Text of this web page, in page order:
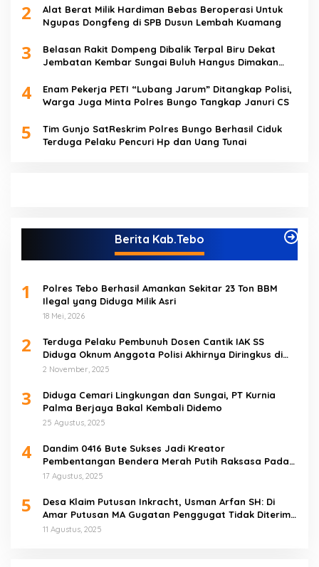
2
Alat Berat Milik Hardiman Bebas Beroperasi Untuk
Ngupas Dongfeng di SPB Dusun Lembah Kuamang
3
Belasan Rakit Dompeng Dibalik Terpal Biru Dekat
Jembatan Kembar Sungai Buluh Hangus Dimakan
4
Enam Pekerja PETI “Lubang Jarum” Ditangkap Polisi,
Warga Juga Minta Polres Bungo Tangkap Januri CS
5
Tim Gunjo SatReskrim Polres Bungo Berhasil Ciduk
Terduga Pelaku Pencuri Hp dan Uang Tunai
Berita Kab.Tebo
1
Polres Tebo Berhasil Amankan Sekitar 23 Ton BBM
Ilegal yang Diduga Milik Asri
18 Mei, 2026
2
Terduga Pelaku Pembunuh Dosen Cantik IAK SS
Diduga Oknum Anggota Polisi Akhirnya Diringkus di
Tebo Tengah
2 November, 2025
3
Diduga Cemari Lingkungan dan Sungai, PT Kurnia
Palma Berjaya Bakal Kembali Didemo
25 Agustus, 2025
4
Dandim 0416 Bute Sukses Jadi Kreator
Pembentangan Bendera Merah Putih Raksasa Pada
Peringatan HUT RI ke 80 di Tebo
17 Agustus, 2025
5
Desa Klaim Putusan Inkracht, Usman Arfan SH: Di
Amar Putusan MA Gugatan Penggugat Tidak Diterima
(NO)
11 Agustus, 2025